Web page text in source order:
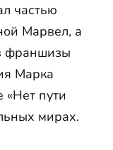
частью
Марвел, а
франшизы
Марка
«Нет пути
мирах.